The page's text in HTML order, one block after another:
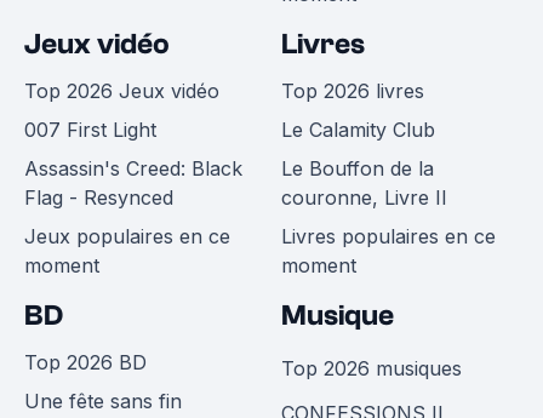
Jeux vidéo
Top 2026 Jeux vidéo
007 First Light
Assassin's Creed: Black
Flag - Resynced
Jeux populaires en ce
moment
Livres
Top 2026 livres
Le Calamity Club
Le Bouffon de la
couronne, Livre II
Livres populaires en ce
moment
BD
Top 2026 BD
Une fête sans fin
Musique
Top 2026 musiques
CONFESSIONS II